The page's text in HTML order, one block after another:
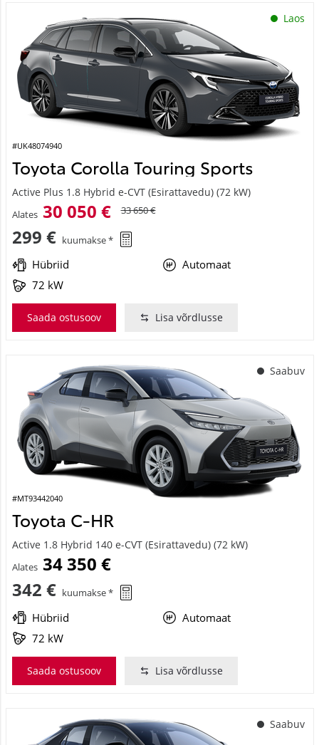
Laos
#UK48074940
Toyota Corolla Touring Sports
Active Plus 1.8 Hybrid e-CVT (Esirattavedu) (72 kW)
Alates 30 050 € 33 650 €
299 € kuumakse *
Hübriid
Automaat
72 kW
Saada ostusoov Lisa võrdlusse
Saabuv
#MT93442040
Toyota C-HR
Active 1.8 Hybrid 140 e-CVT (Esirattavedu) (72 kW)
Alates 34 350 €
342 € kuumakse *
Hübriid
Automaat
72 kW
Saada ostusoov Lisa võrdlusse
Saabuv